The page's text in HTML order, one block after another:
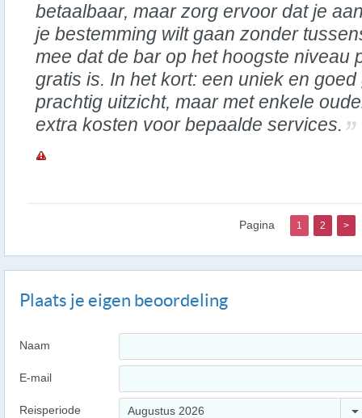
betaalbaar, maar zorg ervoor dat je
je bestemming wilt gaan zonder
mee dat de bar op het hoogste niveau
gratis is. In het kort: een uniek en
prachtig uitzicht, maar met enkele
extra kosten voor bepaalde services.
Pagina 1 2 >
Plaats je eigen beoordeling
Naam
E-mail
Reisperiode Augustus 2026